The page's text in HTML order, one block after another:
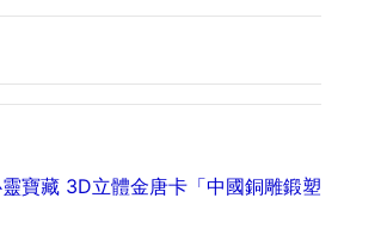
寶藏 3D立體金唐卡「中國銅雕鍛塑